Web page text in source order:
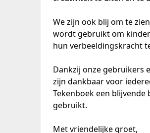
We zijn ook blij om te
wordt gebruikt om
hun verbeeldingskracht
Dankzij onze gebruikers
zijn dankbaar voor
Tekenboek een
gebruikt.
Met vriendelijke groet,